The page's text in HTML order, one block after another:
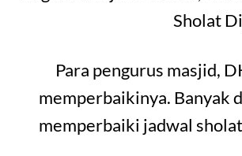
Sholat
Para pengurus masjid,
memperbaikinya. Banyak
memperbaiki jadwal